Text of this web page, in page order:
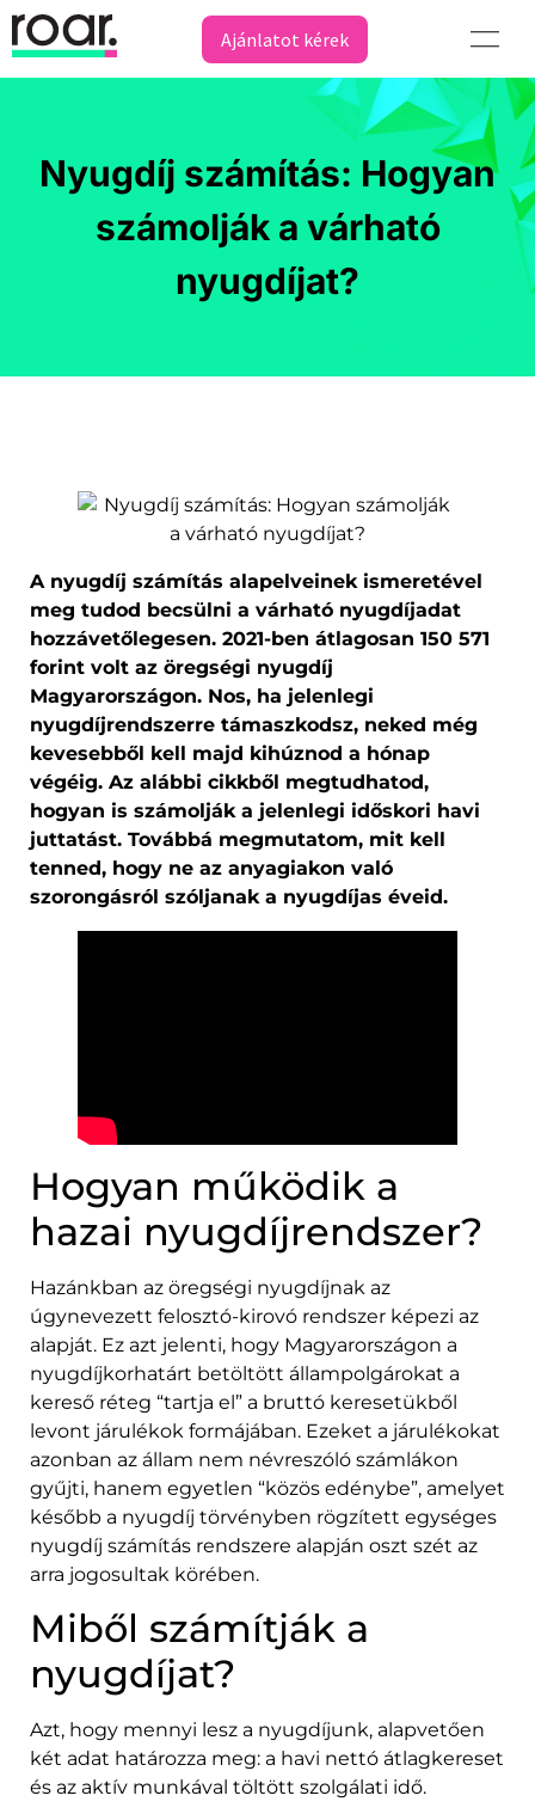
Ajánlatot kérek
Nyugdíj számítás: Hogyan
számolják a várható
nyugdíjat?
A nyugdíj számítás alapelveinek ismeretével
meg tudod becsülni a várható nyugdíjadat
hozzávetőlegesen. 2021-ben átlagosan 150 571
forint volt az öregségi nyugdíj
Magyarországon. Nos, ha jelenlegi
nyugdíjrendszerre támaszkodsz, neked még
kevesebből kell majd kihúznod a hónap
végéig. Az alábbi cikkből megtudhatod,
hogyan is számolják a jelenlegi időskori havi
juttatást. Továbbá megmutatom, mit kell
tenned, hogy ne az anyagiakon való
szorongásról szóljanak a nyugdíjas éveid.
Hogyan működik a
hazai nyugdíjrendszer?
Hazánkban az öregségi nyugdíjnak az
úgynevezett felosztó-kirovó rendszer képezi az
alapját. Ez azt jelenti, hogy Magyarországon a
nyugdíjkorhatárt betöltött állampolgárokat a
kereső réteg “tartja el” a bruttó keresetükből
levont járulékok formájában. Ezeket a járulékokat
azonban az állam nem névreszóló számlákon
gyűjti, hanem egyetlen “közös edénybe”, amelyet
később a nyugdíj törvényben rögzített egységes
nyugdíj számítás rendszere alapján oszt szét az
arra jogosultak körében.
Miből számítják a
nyugdíjat?
Azt, hogy mennyi lesz a nyugdíjunk, alapvetően
két adat határozza meg: a havi nettó átlagkereset
és az aktív munkával töltött szolgálati idő.